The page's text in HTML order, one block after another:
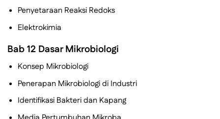
Penyetaraan Reaksi Redoks
Elektrokimia
Bab 12 Dasar Mikrobiologi
Konsep Mikrobiologi
Penerapan Mikrobiologi di Industri
Identifikasi Bakteri dan Kapang